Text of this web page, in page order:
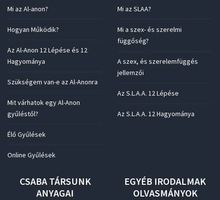
Mi az Al-anon?
Hogyan Működik?
Az Al-Anon 12 Lépése és 12
Hagyománya
Szükségem van-e az Al-Anonra
Mit várhatok egy Al-Anon
gyűléstől?
Élő Gyűlések
Online Gyűlések
Mi az SLAA?
Mi a szex- és szerelmi
függőség?
A szex, és szerelemfüggés
jellemzői
Az S.L.A.A. 12 Lépése
Az S.L.A.A. 12 Hagyománya
CSABA TÁRSUNK
ANYAGAI
EGYÉB IRODALMAK
OLVASMÁNYOK